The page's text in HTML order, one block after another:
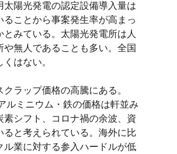
太陽光発電の認定設備導入量は
ることから事案発生率が高まっ
みている。太陽光発電所は人
や無人であることも多い。全国
はない。
ラップ価格の高騰にある。
ルミニウム・鉄の価格は軒並み
素シフト、コロナ禍の余波、資
ると考えられている。海外に比
ル業に対する参入ハードルが低